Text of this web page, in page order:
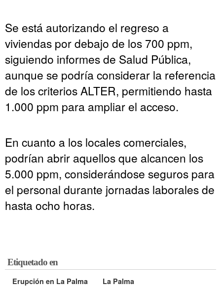
Se está autorizando el regreso a
viviendas por debajo de los 700 ppm,
siguiendo informes de Salud Pública,
aunque se podría considerar la referencia
de los criterios ALTER, permitiendo hasta
1.000 ppm para ampliar el acceso.
En cuanto a los locales comerciales,
podrían abrir aquellos que alcancen los
5.000 ppm, considerándose seguros para
el personal durante jornadas laborales de
hasta ocho horas.
Etiquetado en
Erupción en La Palma
La Palma